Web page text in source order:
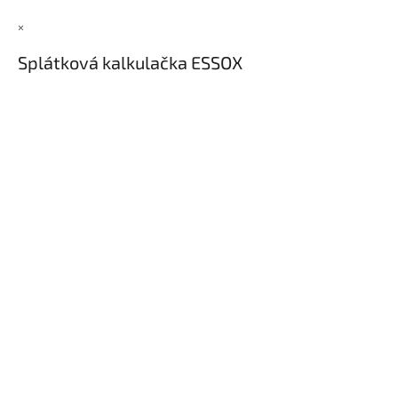
×
Splátková kalkulačka ESSOX